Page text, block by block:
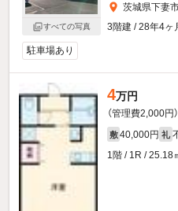
すべての写真
茨城県下妻
3階建 / 28年4ヶ
駐車場あり
4万円
（管理費2,000円）
敷 40,000円 礼
1階 / 1R / 25.18